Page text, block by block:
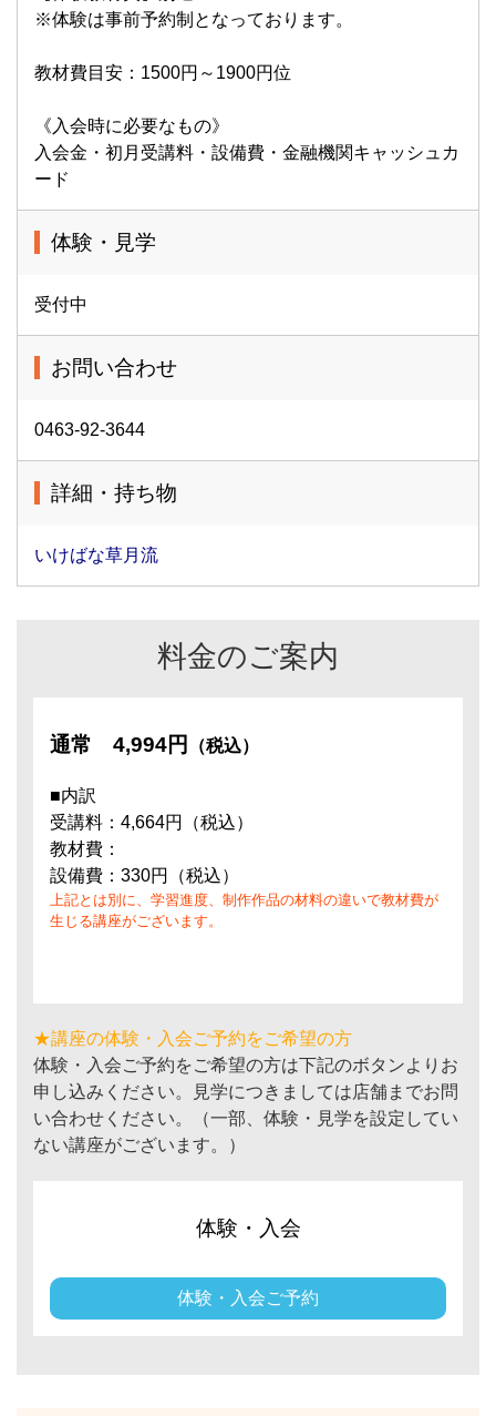
※体験は事前予約制となっております。
教材費目安：1500円～1900円位
《入会時に必要なもの》
入会金・初月受講料・設備費・金融機関キャッシュカ
ード
体験・見学
受付中
お問い合わせ
0463-92-3644
詳細・持ち物
いけばな草月流
料金のご案内
通常 4,994円 （税込）
■内訳
受講料：4,664円（税込）
教材費：
設備費：330円（税込）
上記とは別に、学習進度、制作作品の材料の違いで教材費が
生じる講座がございます。
★講座の体験・入会ご予約をご希望の方
体験・入会ご予約をご希望の方は下記のボタンよりお
申し込みください。見学につきましては店舗までお問
い合わせください。（一部、体験・見学を設定してい
ない講座がございます。）
体験・入会
体験・入会ご予約